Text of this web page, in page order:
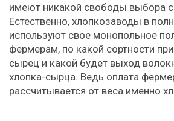
имеют никакой свободы выбора
Естественно, хлопкозаводы в
используют свое монопольное
фермерам, по какой сортности
сырец и какой будет выход
хлопка-сырца. Ведь оплата
рассчитывается от веса именно